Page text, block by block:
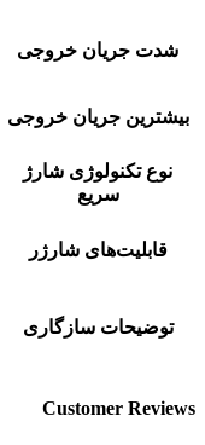
شدت جریان خروجی
بیشترین جریان خروجی
نوع تکنولوژی شارژ
سریع
قابلیت‌های شارژر
توضیحات سازگاری
Customer Reviews